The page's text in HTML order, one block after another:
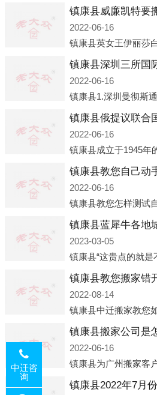
镇康县威廉凯特要
2022-06-16
2022-06-16
2022-06-16
镇康县教您自己动
2022-06-16
2023-03-05
2022-08-14
镇康县搬家公司是
2022-06-16
中迁咨
询